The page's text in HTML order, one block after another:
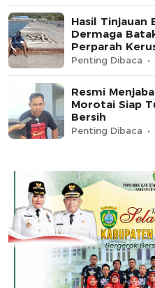
Hasil Tinjauan
Dermaga
Perparah
Penting Dibaca
Resmi
Morotai Siap
Bersih
Penting Dibaca